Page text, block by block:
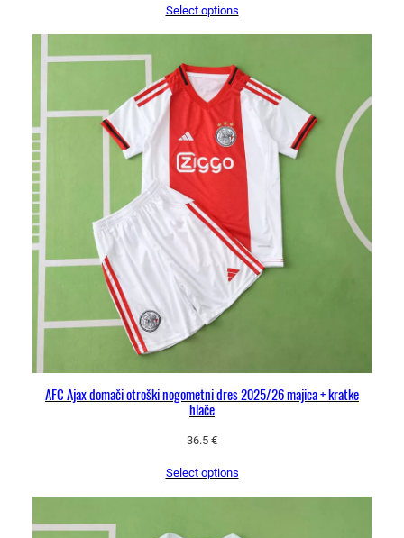
Select options
AFC Ajax domači otroški nogometni dres 2025/26 majica + kratke
hlače
36.5 €
Select options